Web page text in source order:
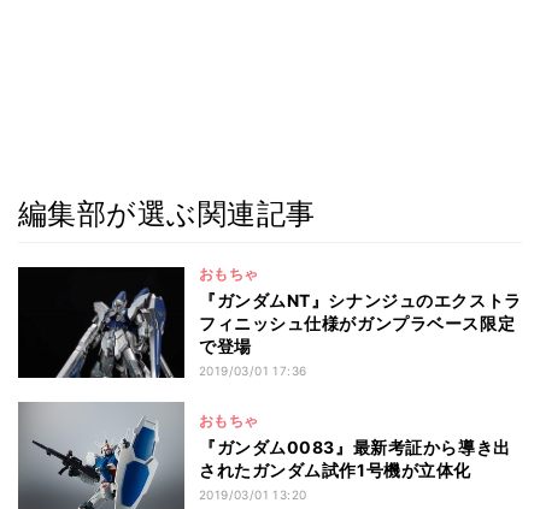
編集部が選ぶ関連記事
おもちゃ
『ガンダムNT』シナンジュのエクストラ
フィニッシュ仕様がガンプラベース限定
で登場
2019/03/01 17:36
おもちゃ
『ガンダム0083』最新考証から導き出
されたガンダム試作1号機が立体化
2019/03/01 13:20